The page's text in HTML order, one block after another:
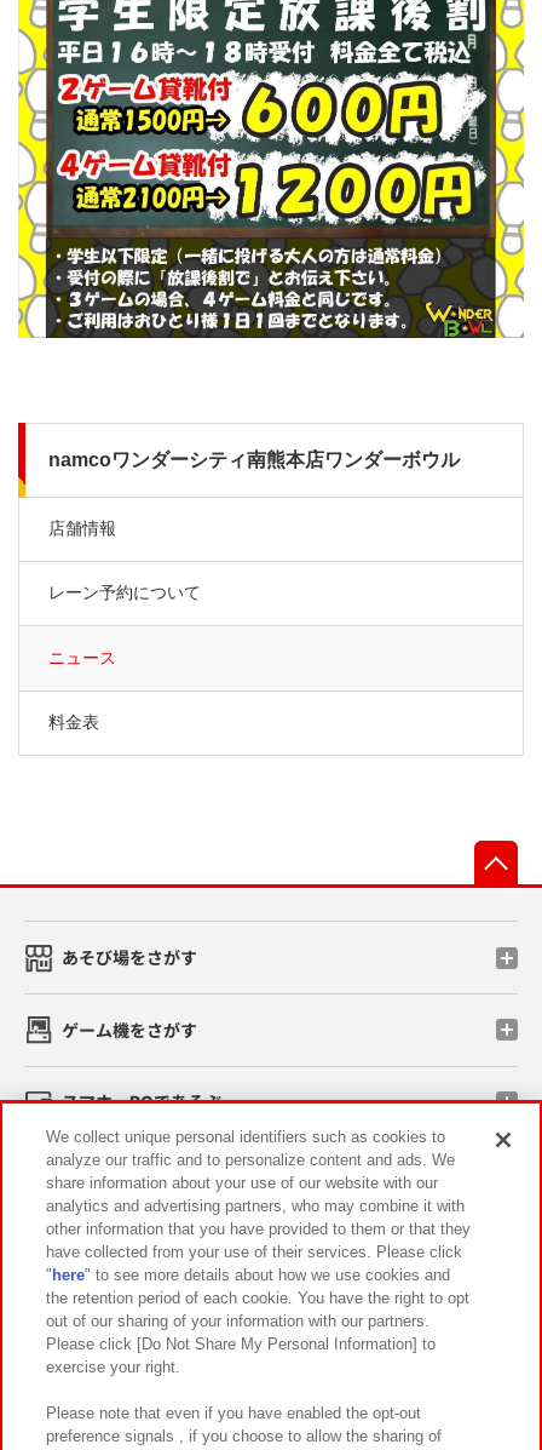
namcoワンダーシティ南熊本店ワンダーボウル
店舗情報
レーン予約について
ニュース
料金表
あそび場をさがす
ゲーム機をさがす
スマホ・PCであそぶ
イベント・キャンペーン
関連会社 サステナビリティ サイトポリシー
プライバシーポリシー ウェブアクセシビリティ方針と検証結果
お取引先さまとともに
カスタマーハラスメント対応方針 よくあるご質問・お問い合わせ
We collect unique personal identifiers such as cookies to
analyze our traffic and to personalize content and ads. We
share information about your use of our website with our
analytics and advertising partners, who may combine it with
other information that you have provided to them or that they
have collected from your use of their services. Please click
" here" to see more details about how we use cookies and
the retention period of each cookie. You have the right to opt
out of our sharing of your information with our partners.
Please click [Do Not Share My Personal Information] to
exercise your right.
Please note that even if you have enabled the opt-out
preference signals , if you choose to allow the sharing of